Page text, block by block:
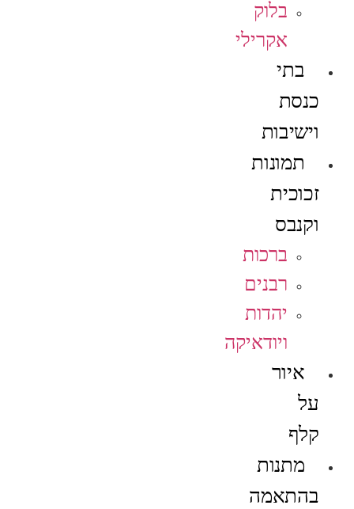
בלוק
אקרילי
בתי
כנסת
וישיבות
תמונות
זכוכית
וקנבס
ברכות
רבנים
יהדות
ויודאיקה
איור
על
קלף
מתנות
בהתאמה